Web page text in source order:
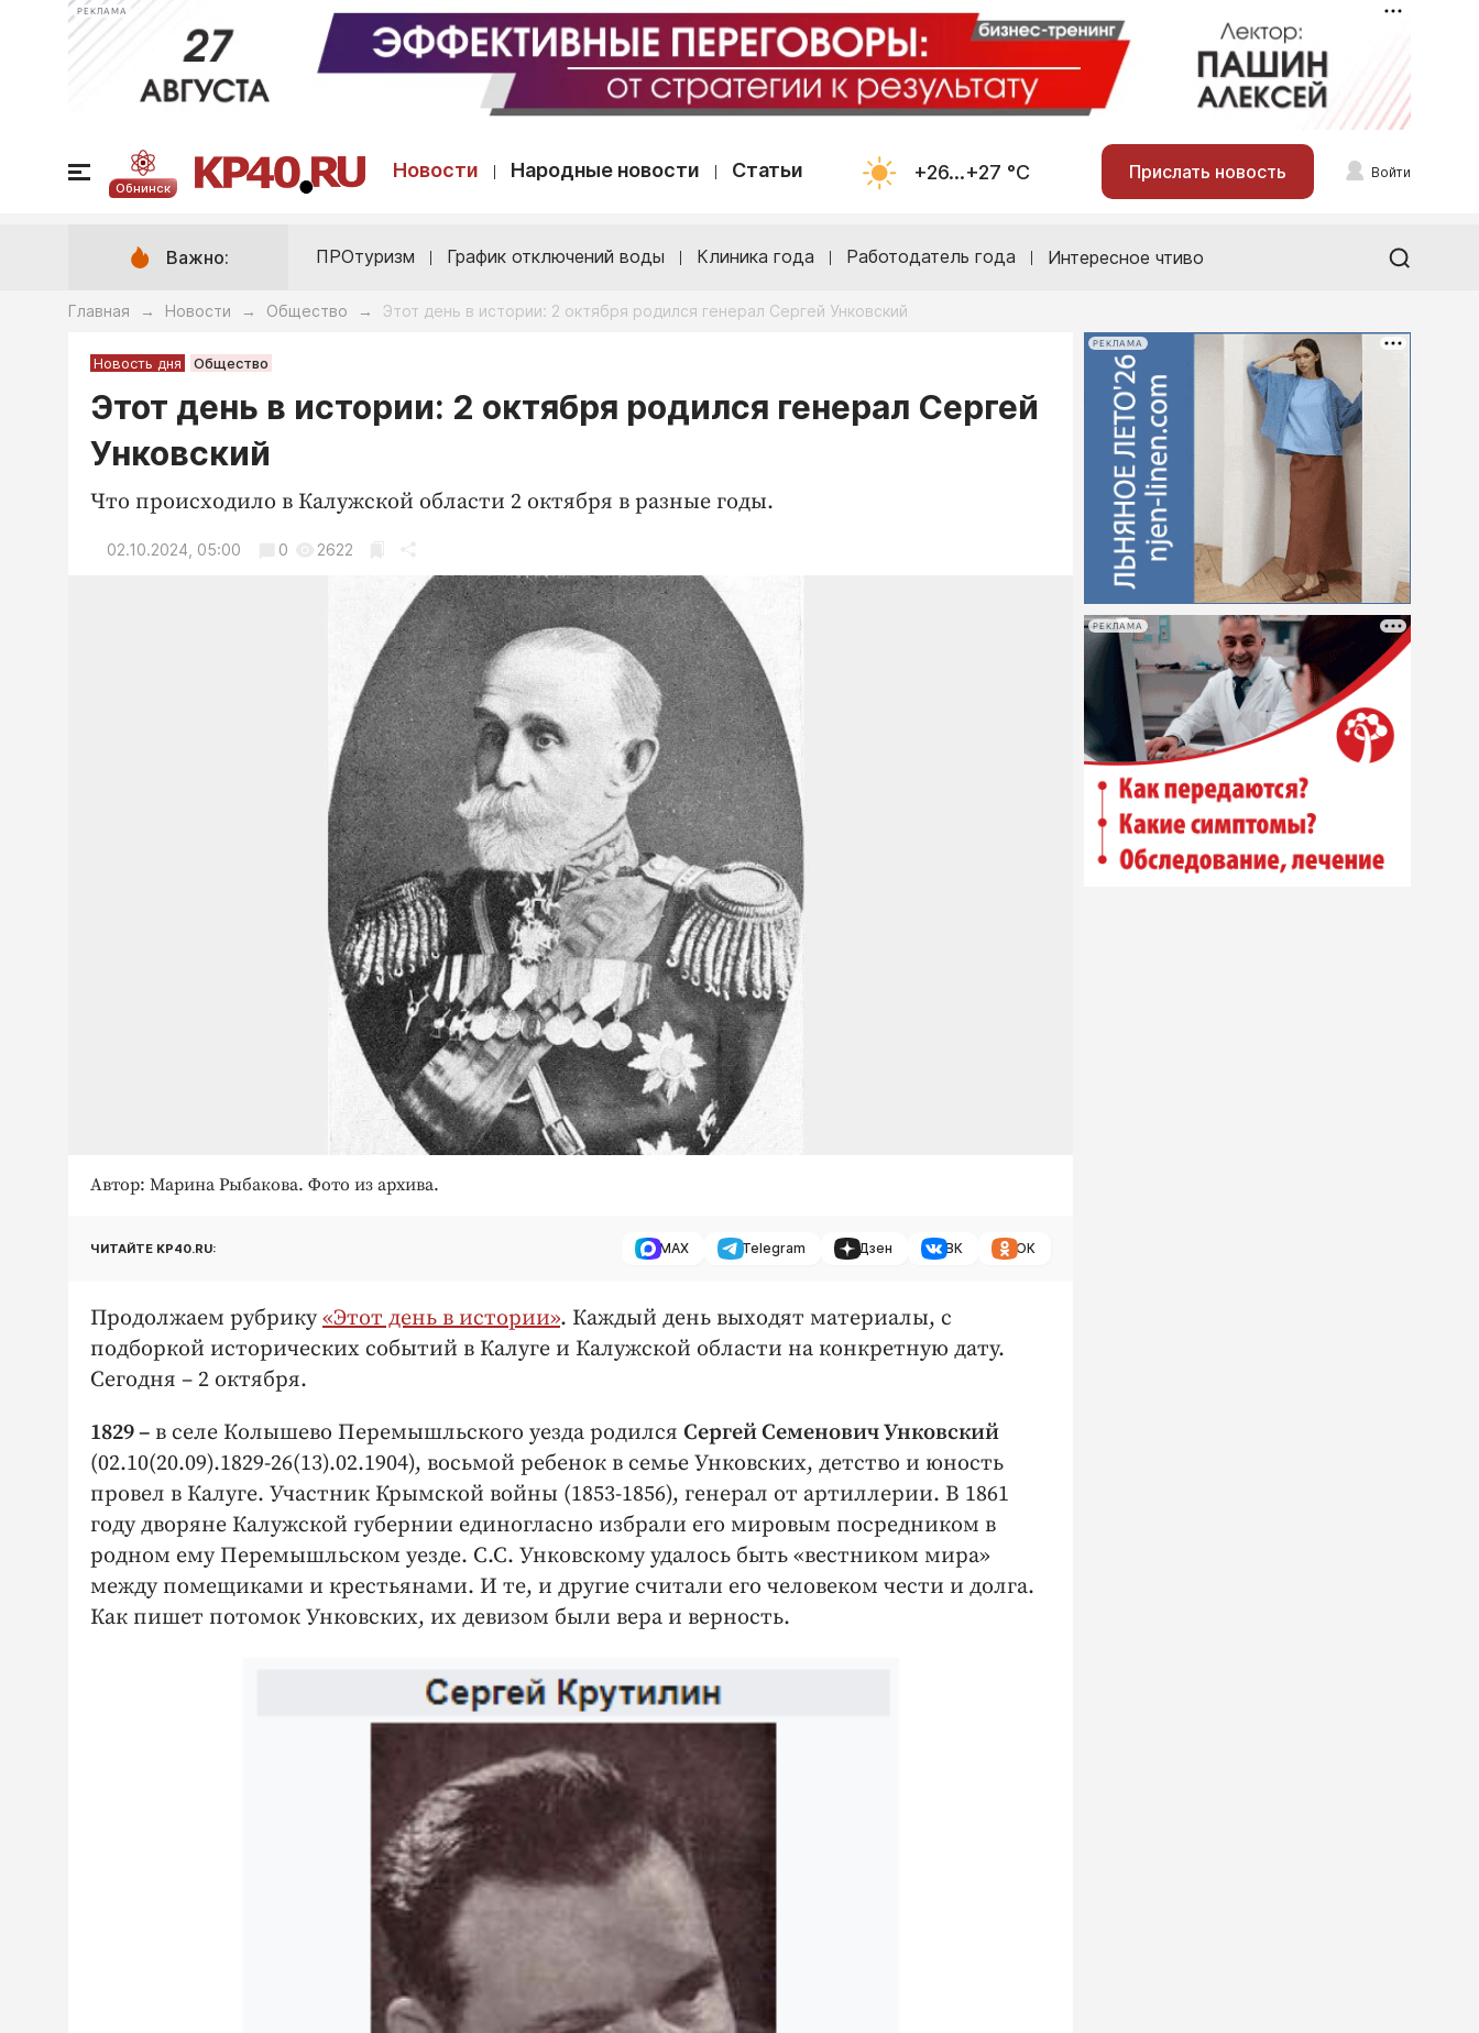
РЕКЛАМА
Обнинск
Новости Народные новости Статьи +26...+27 °С Прислать новость Войти
Важно: ПРОтуризм График отключений воды Клиника года Работодатель года Интересное чтиво
Главная → Новости → Общество → Этот день в истории: 2 октября родился генерал Сергей Унковский
Новость дня Общество
Этот день в истории: 2 октября родился генерал Сергей
Унковский
Что происходило в Калужской области 2 октября в разные годы.
02.10.2024, 05:00 0 2622
Автор: Марина Рыбакова. Фото из архива.
ЧИТАЙТЕ KP40.RU: MAX Telegram Дзен ВК ОК
Продолжаем рубрику«Этот день в истории». Каждый день выходят материалы, с
подборкой исторических событий в Калуге и Калужской области на конкретную дату.
Сегодня – 2 октября.
1829 – в селе Колышево Перемышльского уезда родился Сергей Семенович Унковский
(02.10(20.09).1829-26(13).02.1904), восьмой ребенок в семье Унковских, детство и юность
провел в Калуге. Участник Крымской войны (1853-1856), генерал от артиллерии. В 1861
году дворяне Калужской губернии единогласно избрали его мировым посредником в
родном ему Перемышльском уезде. С.С. Унковскому удалось быть «вестником мира»
между помещиками и крестьянами. И те, и другие считали его человеком чести и долга.
Как пишет потомок Унковских, их девизом были вера и верность.
РЕКЛАМА
РЕКЛАМА